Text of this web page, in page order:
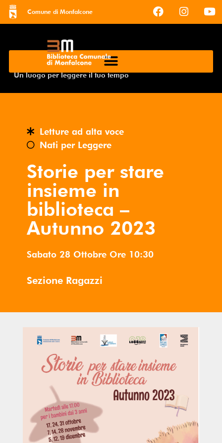
Comune di Monfalcone
Un luogo per leggere il tuo tempo
Letture ad alta voce
Nati per Leggere
Storie per stare
insieme in
biblioteca –
Autunno 2023
Sabato 28 Ottobre Ore 10:30
Sezione Ragazzi